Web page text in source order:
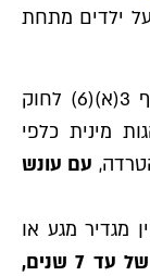
מיוחד על ילדים מתחת
לפי סעיף 3(א)(6) לחוק
מינית כלפי
עם עונש
מגדיר מגע או
עם עונש של עד 7 שנים,